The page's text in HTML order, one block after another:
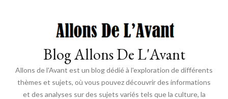
Blog Allons De L'Avant
Allons de l'Avant est un blog dédié à l'exploration de différents
thèmes et sujets, où vous pouvez découvrir des informations
et des analyses sur des sujets variés tels que la culture, la